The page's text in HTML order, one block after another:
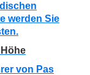
werden Sie
von Pas